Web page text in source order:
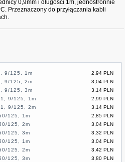
0,9mm i długości 1m, jednostronnie
Przeznaczony do przyłączania kabli
2,94 PLN
9/125, 1m
3,04 PLN
9/125, 2m
3,14 PLN
9/125, 3m
2,99 PLN
9/125, 1m
3,14 PLN
9/125, 2m
2,85 PLN
125, 1m
3,04 PLN
125, 2m
3,32 PLN
125, 3m
3,04 PLN
125, 1m
3,42 PLN
125, 2m
3,80 PLN
125, 3m